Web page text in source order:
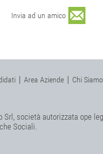
Invia ad un amico
Area Aziende Chi Siamo
Srl, società autorizzata ope
Sociali.